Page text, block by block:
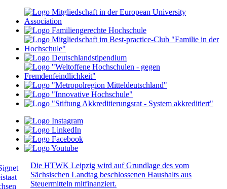
Die HTWK Leipzig wird auf Grundlage des vom
Sächsischen Landtag beschlossenen Haushalts aus
Steuermitteln mitfinanziert.